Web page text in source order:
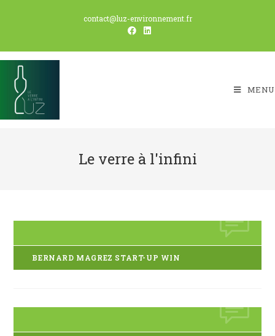
contact@luz-environnement.fr
MENU
Le verre à l'infini
BERNARD MAGREZ START-UP WIN